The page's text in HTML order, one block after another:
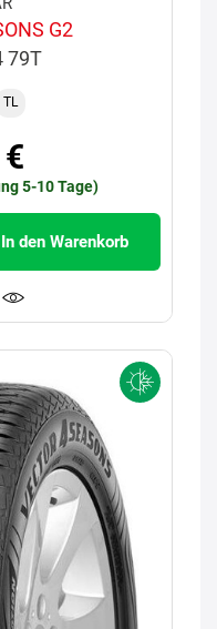
G2
79T
TL
5-10 Tage)
In den Warenkorb